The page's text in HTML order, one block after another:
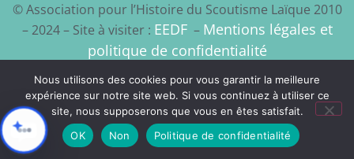
© Association pour l’Histoire du Scoutisme Laïque 2010
– 2024 – Site à visiter : EEDF– Mentions légales et
politique de confidentialité
Création du site :Xyloon
Nous utilisons des cookies pour vous garantir la meilleure
expérience sur notre site web. Si vous continuez à utiliser ce
site, nous supposerons que vous en êtes satisfait.
OK
Non Politique de confidentialité